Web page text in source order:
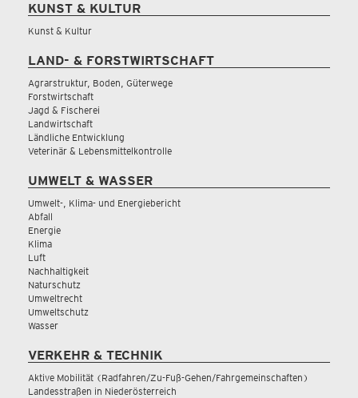
KUNST & KULTUR
Kunst & Kultur
LAND- & FORSTWIRTSCHAFT
Agrarstruktur, Boden, Güterwege
Forstwirtschaft
Jagd & Fischerei
Landwirtschaft
Ländliche Entwicklung
Veterinär & Lebensmittelkontrolle
UMWELT & WASSER
Umwelt-, Klima- und Energiebericht
Abfall
Energie
Klima
Luft
Nachhaltigkeit
Naturschutz
Umweltrecht
Umweltschutz
Wasser
VERKEHR & TECHNIK
Aktive Mobilität (Radfahren/Zu-Fuß-Gehen/Fahrgemeinschaften)
Landesstraßen in Niederösterreich